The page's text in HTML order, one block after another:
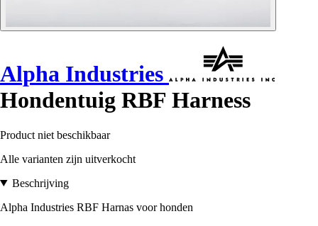
Alpha Industries
Hondentuig RBF Harness
Product niet beschikbaar
Alle varianten zijn uitverkocht
Beschrijving
Alpha Industries RBF Harnas voor honden